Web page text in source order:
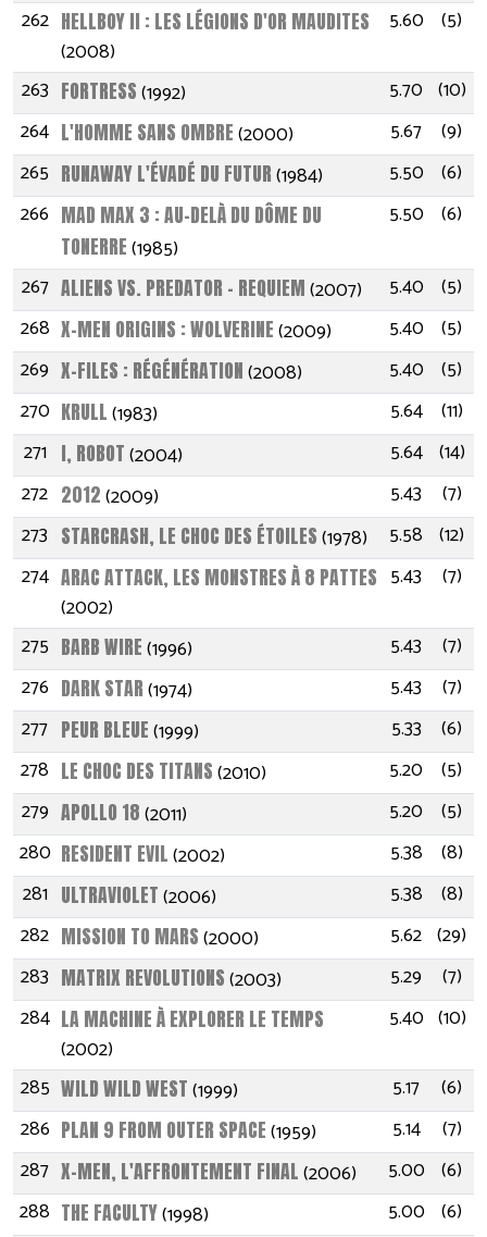
262 HELLBOY II : LES LÉGIONS D'OR MAUDITES
(2008)
5.60 (5)
263 FORTRESS(1992) 5.70 (10)
264 L'HOMME SANS OMBRE(2000) 5.67
(9)
265 RUNAWAY L'ÉVADÉ DU FUTUR(1984) 5.50 (6)
266 MAD MAX 3 : AU-DELÀ DU DÔME DU
TONERRE(1985)
5.50 (6)
267 ALIENS VS. PREDATOR - REQUIEM(2007) 5.40 (5)
268 X-MEN ORIGINS : WOLVERINE(2009) 5.40 (5)
269 X-FILES : RÉGÉNÉRATION(2008) 5.40 (5)
270 KRULL(1983) 5.64
(11)
271 I, ROBOT(2004) 5.64 (14)
272 2012(2009) 5.43
(7)
273 STARCRASH, LE CHOC DES ÉTOILES(1978) 5.58 (12)
274 ARAC ATTACK, LES MONSTRES À 8 PATTES
(2002)
5.43 (7)
275 BARB WIRE(1996) 5.43
(7)
276 DARK STAR(1974) 5.43
(7)
277 PEUR BLEUE(1999) 5.33
(6)
278 LE CHOC DES TITANS(2010) 5.20
(5)
279 APOLLO 18(2011) 5.20
(5)
280 RESIDENT EVIL(2002) 5.38
(8)
281 ULTRAVIOLET(2006) 5.38
(8)
282 MISSION TO MARS(2000) 5.62 (29)
283 MATRIX REVOLUTIONS(2003) 5.29
(7)
284 LA MACHINE À EXPLORER LE TEMPS
(2002)
5.40 (10)
285 WILD WILD WEST(1999) 5.17
(6)
286 PLAN 9 FROM OUTER SPACE(1959) 5.14
(7)
287 X-MEN, L'AFFRONTEMENT FINAL(2006) 5.00 (6)
288 THE FACULTY(1998) 5.00 (6)